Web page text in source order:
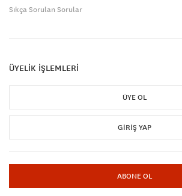
Sıkça Sorulan Sorular
ÜYELİK İŞLEMLERİ
ÜYE OL
GIRIŞ YAP
ABONE OL